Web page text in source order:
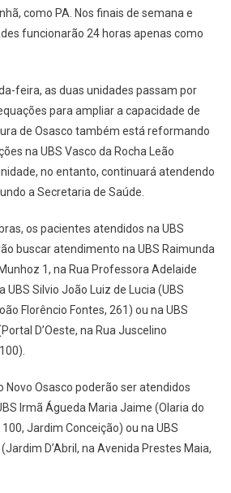
Osasco
Terão
24
Horas
como PA. Nos finais de semana e
funcionarão 24 horas apenas como
feira, as duas unidades passam por
para ampliar a capacidade de
de Osasco também está reformando
na UBS Vasco da Rocha Leão
no entanto, continuará atendendo
a Secretaria de Saúde.
os pacientes atendidos na UBS
buscar atendimento na UBS Raimunda
1, na Rua Professora Adelaide
UBS Silvio João Luiz de Lucia (UBS
Florêncio Fontes, 261) ou na UBS
D’Oeste, na Rua Juscelino
Novo Osasco poderão ser atendidos
Irmã Águeda Maria Jaime (Olaria do
Jardim Conceição) ou na UBS
D’Abril, na Avenida Prestes Maia,